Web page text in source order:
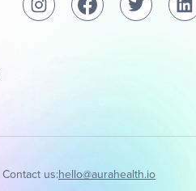
Contact us:hello@aurahealth.io